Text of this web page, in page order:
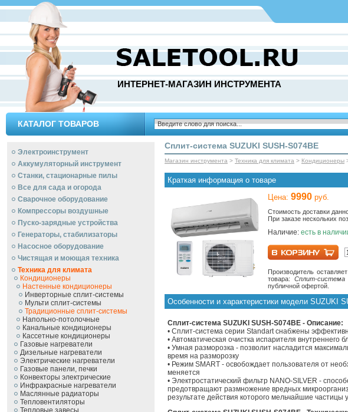
ИНТЕРНЕТ-МАГАЗИН ИНСТРУМЕНТА
КАТАЛОГ ТОВАРОВ
Электроинструмент
Аккумуляторный инструмент
Станки, стационарные пилы
Все для сада и огорода
Сварочное оборудование
Компрессоры воздушные
Пуско-зарядные устройства
Генераторы, стабилизаторы
Насосное оборудование
Чистящая и моющая техника
Техника для климата
Кондиционеры
Настенные кондиционеры
Инверторные сплит-системы
Мульти сплит-системы
Традиционные сплит-системы
Напольно-потолочные
Канальные кондиционеры
Кассетные кондиционеры
Газовые нагреватели
Дизельные нагреватели
Электрические нагреватели
Газовые панели, печки
Конвекторы электрические
Инфракрасные нагреватели
Маслянные радиаторы
Тепловентиляторы
Тепловые завесы
Сплит-система SUZUKI SUSH-S074BE
Магазин инструмента > Техника для климата > Кондиционеры
Краткая информация о товаре
Цена: 9990 руб.
Стоимость доставки
При заказе нескольких
Наличие: есть в
Производитель
товара:Сплит-система
публичной офертой.
Особенности и характеристики модели SUZUKI
Сплит-система SUZUKI SUSH-S074BE - Описание:
• Сплит-система серии Standart снабжены
• Автоматическая очистка испарителя внутреннего
• Умная разморозка - позволит насладится
время на разморозку
• Режим SMART - освобождает пользователя от
меняется
• Электростатический фильтр NANO-SILVER -
предотвращают размножение вредных
результате действия которого мельчайшие